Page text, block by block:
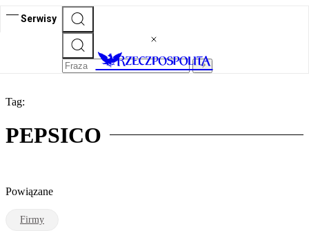
Serwisy
Tag:
PEPSICO
Powiązane
Firmy